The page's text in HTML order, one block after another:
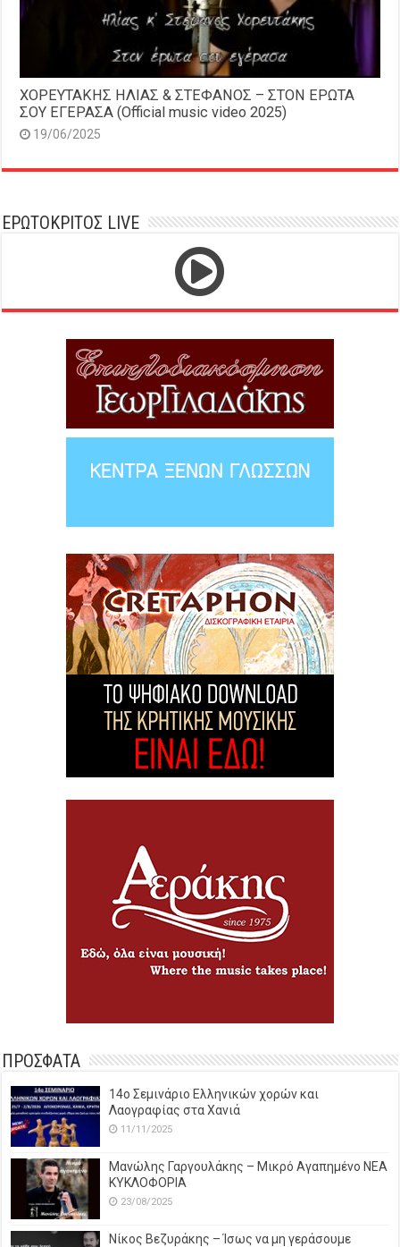
ΧΟΡΕΥΤΑΚΗΣ ΗΛΙΑΣ & ΣΤΕΦΑΝΟΣ – ΣΤΟΝ ΕΡΩΤΑ
ΣΟΥ ΕΓΕΡΑΣΑ (Official music video 2025)
19/06/2025
ΕΡΩΤΟΚΡΙΤΟΣ LIVE
ΠΡΟΣΦΑΤΑ
14o Σεμινάριο Ελληνικών χορών και
Λαογραφίας στα Χανιά
11/11/2025
Μανώλης Γαργουλάκης – Μικρό Αγαπημένο NEΑ
ΚΥΚΛΟΦΟΡΙΑ
23/08/2025
Νίκος Βεζυράκης – Ίσως να μη γεράσουμε